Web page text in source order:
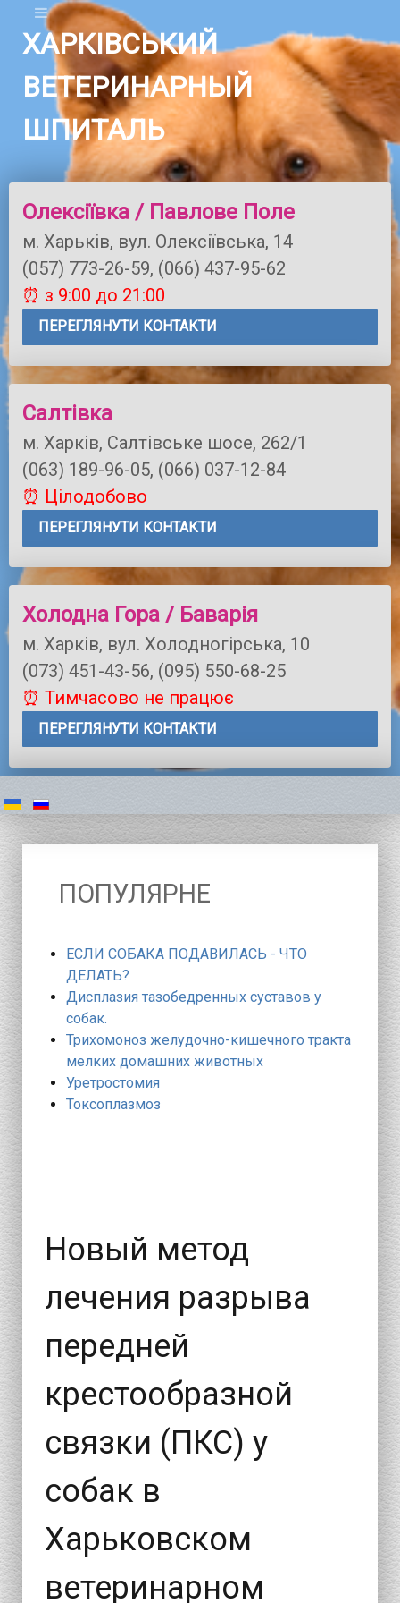
ХАРКІВСЬКИЙ
ВЕТЕРИНАРНЫЙ
ШПИТАЛЬ
Олексіївка / Павлове Поле
м. Харьків, вул. Олексіївська, 14
(057) 773-26-59, (066) 437-95-62
⏰ з 9:00 до 21:00
ПЕРЕГЛЯНУТИ КОНТАКТИ
Салтівка
м. Харків, Салтівське шосе, 262/1
(063) 189-96-05, (066) 037-12-84
⏰ Цілодобово
ПЕРЕГЛЯНУТИ КОНТАКТИ
Холодна Гора / Баварія
м. Харків, вул. Холодногірська, 10
(073) 451-43-56, (095) 550-68-25
⏰ Тимчасово не працює
ПЕРЕГЛЯНУТИ КОНТАКТИ
ПОПУЛЯРНЕ
ЕСЛИ СОБАКА ПОДАВИЛАСЬ - ЧТО
ДЕЛАТЬ?
Дисплазия тазобедренных суставов у
собак.
Трихомоноз желудочно-кишечного тракта
мелких домашних животных
Уретростомия
Токсоплазмоз
Новый метод
лечения разрыва
передней
крестообразной
связки (ПКС) у
собак в
Харьковском
ветеринарном